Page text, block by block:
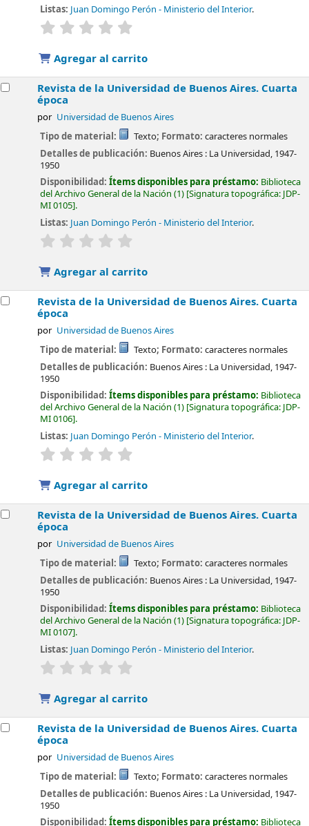
Listas: Juan Domingo Perón - Ministerio del Interior.
valoración
Agregar al carrito
Revista de la Universidad de Buenos Aires. Cuarta
época
por Universidad de Buenos Aires
Tipo de material: Texto; Formato: caracteres normales
Detalles de publicación: Buenos Aires : La Universidad, 1947-
1950
Disponibilidad:Ítems disponibles para préstamo: Biblioteca
del Archivo General de la Nación (1) Signatura topográfica: JDP-
MI 0105 .
Listas: Juan Domingo Perón - Ministerio del Interior.
valoración
Agregar al carrito
Revista de la Universidad de Buenos Aires. Cuarta
época
por Universidad de Buenos Aires
Tipo de material: Texto; Formato: caracteres normales
Detalles de publicación: Buenos Aires : La Universidad, 1947-
1950
Disponibilidad:Ítems disponibles para préstamo: Biblioteca
del Archivo General de la Nación (1) Signatura topográfica: JDP-
MI 0106 .
Listas: Juan Domingo Perón - Ministerio del Interior.
valoración
Agregar al carrito
Revista de la Universidad de Buenos Aires. Cuarta
época
por Universidad de Buenos Aires
Tipo de material: Texto; Formato: caracteres normales
Detalles de publicación: Buenos Aires : La Universidad, 1947-
1950
Disponibilidad:Ítems disponibles para préstamo: Biblioteca
del Archivo General de la Nación (1) Signatura topográfica: JDP-
MI 0107 .
Listas: Juan Domingo Perón - Ministerio del Interior.
valoración
Agregar al carrito
Revista de la Universidad de Buenos Aires. Cuarta
época
por Universidad de Buenos Aires
Tipo de material: Texto; Formato: caracteres normales
Detalles de publicación: Buenos Aires : La Universidad, 1947-
1950
Disponibilidad:Ítems disponibles para préstamo: Biblioteca